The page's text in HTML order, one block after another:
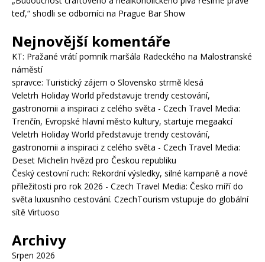
teď,“ shodli se odborníci na Prague Bar Show
Nejnovější komentáře
KT: Pražané vrátí pomník maršála Radeckého na Malostranské
náměstí
spravce: Turistický zájem o Slovensko strmě klesá
Veletrh Holiday World představuje trendy cestování,
gastronomii a inspiraci z celého světa - Czech Travel Media:
Trenčín, Evropské hlavní město kultury, startuje megaakcí
Veletrh Holiday World představuje trendy cestování,
gastronomii a inspiraci z celého světa - Czech Travel Media:
Deset Michelin hvězd pro Českou republiku
Český cestovní ruch: Rekordní výsledky, silné kampaně a nové
příležitosti pro rok 2026 - Czech Travel Media: Česko míří do
světa luxusního cestování. CzechTourism vstupuje do globální
sítě Virtuoso
Archivy
Srpen 2026